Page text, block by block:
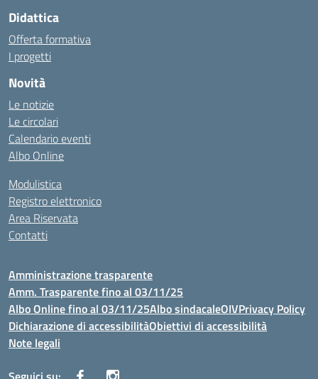
Didattica
Offerta formativa
I progetti
Novità
Le notizie
Le circolari
Calendario eventi
Albo Online
Modulistica
Registro elettronico
Area Riservata
Contatti
Amministrazione trasparente
Amm. Trasparente fino al 03/11/25
Albo Online fino al 03/11/25Albo sindacaleOIVPrivacy Policy
Dichiarazione di accessibilitàObiettivi di accessibilità
Note legali